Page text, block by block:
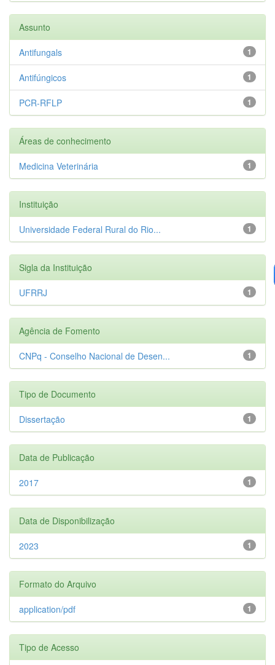
Assunto
1
Antifungals
1
Antifúngicos
1
PCR-RFLP
Áreas de conhecimento
1
Medicina Veterinária
Instituição
1
Universidade Federal Rural do Rio...
Sigla da Instituição
1
UFRRJ
Agência de Fomento
1
CNPq - Conselho Nacional de Desen...
Tipo de Documento
1
Dissertação
Data de Publicação
1
2017
Data de Disponibilização
1
2023
Formato do Arquivo
1
application/pdf
Tipo de Acesso